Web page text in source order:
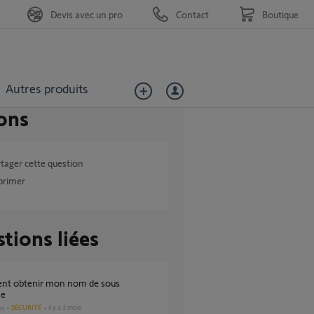
Autres produits
Devis avec un pro Contact Boutique
cette question
liées
SÉCURITÉ il y a 3 mois